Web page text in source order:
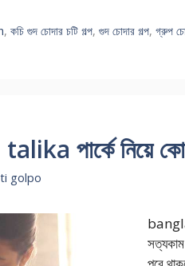
,কচি গুদ চোদার চটি গল্প,গুদ চোদার গল্প,গ্রুপ
পার্কে নিয়ে
golpo